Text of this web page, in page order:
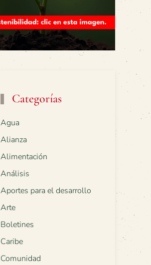
Categorías
Agua
Alianza
Alimentación
Análisis
Aportes para el desarrollo
Arte
Boletines
Caribe
Comunidad